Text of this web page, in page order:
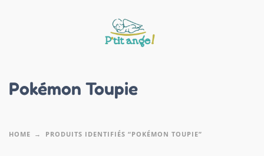
Pokémon Toupie
HOME PRODUITS IDENTIFIÉS “POKÉMON TOUPIE”